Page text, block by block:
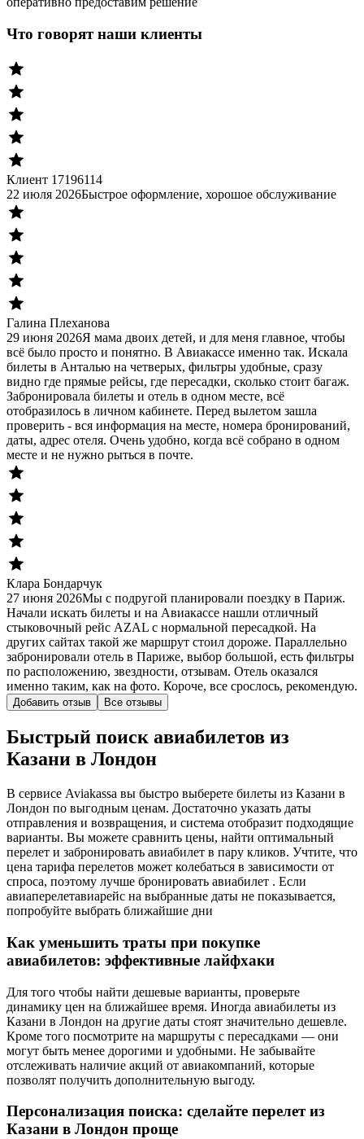
Что говорят наши клиенты
Клиент 17196114
22 июля 2026Быстрое оформление, хорошое обслуживание
Галина Плеханова
29 июня 2026Я мама двоих детей, и для меня главное, чтобы
всё было просто и понятно. В Авиакассе именно так. Искала
билеты в Анталью на четверых, фильтры удобные, сразу
видно где прямые рейсы, где пересадки, сколько стоит багаж.
Забронировала билеты и отель в одном месте, всё
отобразилось в личном кабинете. Перед вылетом зашла
проверить - вся информация на месте, номера бронирований,
даты, адрес отеля. Очень удобно, когда всё собрано в одном
месте и не нужно рыться в почте.
Клара Бондарчук
27 июня 2026Мы с подругой планировали поездку в Париж.
Начали искать билеты и на Авиакассе нашли отличный
стыковочный рейс AZAL с нормальной пересадкой. На
других сайтах такой же маршрут стоил дороже. Параллельно
забронировали отель в Париже, выбор большой, есть фильтры
по расположению, звездности, отзывам. Отель оказался
именно таким, как на фото. Короче, все срослось, рекомендую.
Добавить отзыв Все отзывы
Быстрый поиск авиабилетов из
Казани в Лондон
В сервисе Aviakassa вы быстро выберете билеты из Казани в
Лондон по выгодным ценам. Достаточно указать даты
отправления и возвращения, и система отобразит подходящие
варианты. Вы можете сравнить цены, найти оптимальный
перелет и забронировать авиабилет в пару кликов. Учтите, что
цена тарифа перелетов может колебаться в зависимости от
спроса, поэтому лучше бронировать авиабилет . Если
авиаперелетавиарейс на выбранные даты не показывается,
попробуйте выбрать ближайшие дни
Как уменьшить траты при покупке
авиабилетов: эффективные лайфхаки
Для того чтобы найти дешевые варианты, проверьте
динамику цен на ближайшее время. Иногда авиабилеты из
Казани в Лондон на другие даты стоят значительно дешевле.
Кроме того посмотрите на маршруты с пересадками — они
могут быть менее дорогими и удобными. Не забывайте
отслеживать наличие акций от авиакомпаний, которые
позволят получить дополнительную выгоду.
Персонализация поиска: сделайте перелет из
Казани в Лондон проще